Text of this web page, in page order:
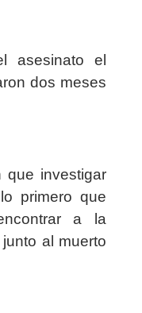
asesinato el
dos meses
que investigar
primero que
a la
al muerto